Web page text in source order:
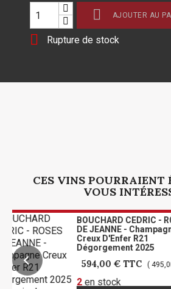
 AJOUTER AU
 Rupture de stock
CES VINS POURRAIENT
VOUS
BOUCHARD CEDRIC - ROSES
DE JEANNE - Champagne
Creux D'Enfer R21
Dégorgement 2025
594,00 € ( 495,00 € HT )
2en stock